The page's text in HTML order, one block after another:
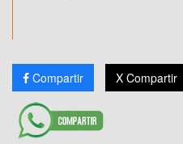
Compartir X Compartir